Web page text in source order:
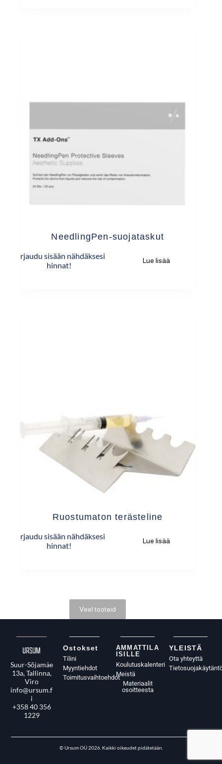
NeedlingPen-suojataskut
Kirjaudu sisään nähdäksesi
hinnat!
Lue lisää
Ruostumaton terästeline
Kirjaudu sisään nähdäksesi
hinnat!
Lue lisää
Veel tooteid
Suur-Sõjamäe
13a, Tallinna,
Viro
info@ursum.f
i
+358 40 356
1229
Ostokset
Tilini
Myyntiehdot
Toimitusvaihtoehdot
AMMATTILA
ISILLE
Koulutuskalenteri
Meistä
Materiaalit
osoitteesta
YLEISTÄ
Ota yhteyttä
© Ursum OÜ 2026. Kaikki oikeudet pidätetään.